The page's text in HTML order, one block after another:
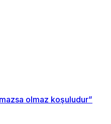
olmaz koşuludur”